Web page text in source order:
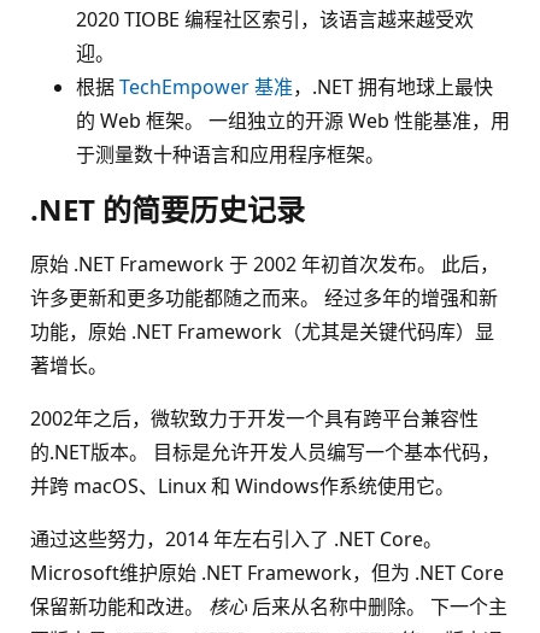
2020 TIOBE 编程社区索引，该语言越来越受欢
迎。
根据TechEmpower 基准，.NET 拥有地球上最快
的 Web 框架。 一组独立的开源 Web 性能基准，用
于测量数十种语言和应用程序框架。
.NET 的简要历史记录
原始 .NET Framework 于 2002 年初首次发布。 此后，
许多更新和更多功能都随之而来。 经过多年的增强和新
功能，原始 .NET Framework（尤其是关键代码库）显
著增长。
2002年之后，微软致力于开发一个具有跨平台兼容性
的.NET版本。 目标是允许开发人员编写一个基本代码，
并跨 macOS、Linux 和 Windows作系统使用它。
通过这些努力，2014 年左右引入了 .NET Core。
Microsoft维护原始 .NET Framework，但为 .NET Core
保留新功能和改进。 核心 后来从名称中删除。 下一个主